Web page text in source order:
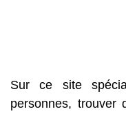
Sur ce site
personnes, trouver